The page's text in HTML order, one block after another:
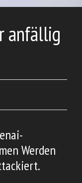
anfällig
Werden